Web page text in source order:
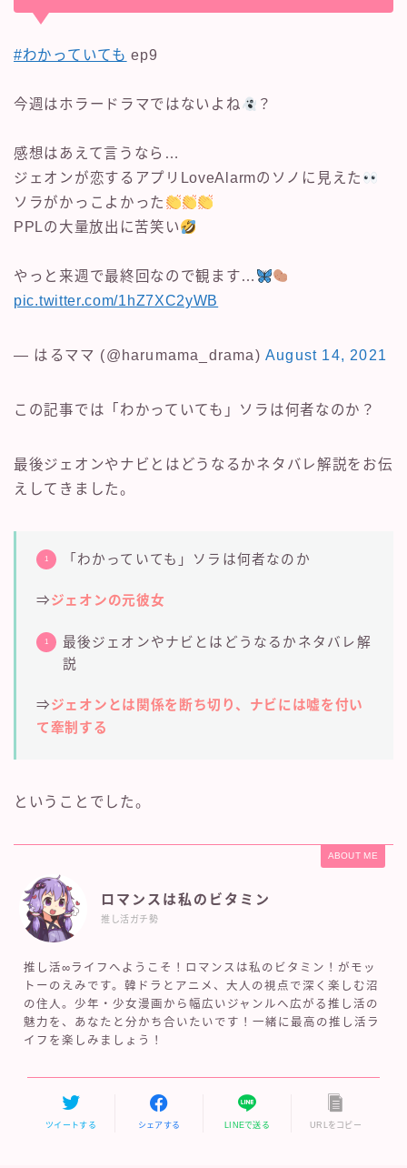
#わかっていても ep9
今週はホラードラマではないよね ？
感想はあえて言うなら…
ジェオンが恋するアプリLoveAlarmのソノに見えた
ソラがかっこよかった
PPLの大量放出に苦笑い
やっと来週で最終回なので観ます…
pic.twitter.com/1hZ7XC2yWB
— はるママ (@harumama_drama) August 14, 2021
この記事では「わかっていても」ソラは何者なのか？
最後ジェオンやナビとはどうなるかネタバレ解説をお伝
えしてきました。
「わかっていても」ソラは何者なのか
⇒ジェオンの元彼女
最後ジェオンやナビとはどうなるかネタバレ解
説
⇒ジェオンとは関係を断ち切り、ナビには嘘を付い
て牽制する
ということでした。
ABOUT ME
ロマンスは私のビタミン
推し活ガチ勢
推し活∞ライフへようこそ！ロマンスは私のビタミン！がモッ
トーのえみです。韓ドラとアニメ、大人の視点で深く楽しむ沼
の住人。少年・少女漫画から幅広いジャンルへ広がる推し活の
魅力を、あなたと分かち合いたいです！一緒に最高の推し活ラ
イフを楽しみましょう！
ツイートする シェアする LINEで送る URLをコピー